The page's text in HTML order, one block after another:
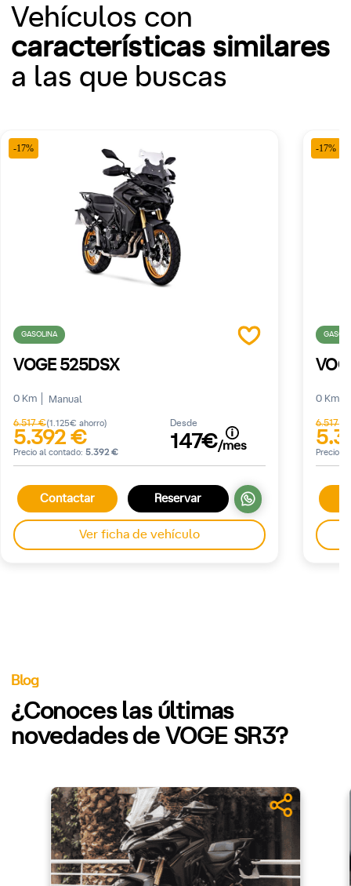
Vehículos con
características similares
a las que buscas
-17%
GASOLINA
VOGE 525DSX
0 Km Manual
6.517 €(1.125€ ahorro)
5.392 €
Precio al contado: 5.392 €
Desde
147€/mes
Contactar Reservar
Ver ficha de vehículo
-17%
0 Km
6.517 €
Precio
Blog
¿Conoces las últimas
novedades de VOGE SR3?